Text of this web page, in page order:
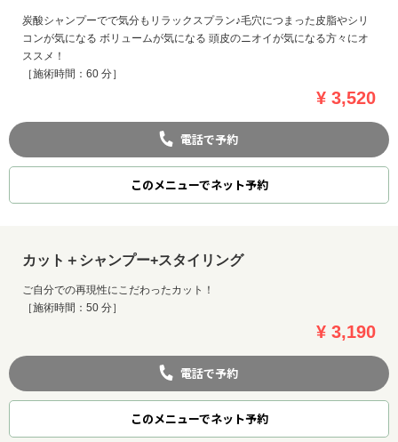
炭酸シャンプーでで気分もリラックスプラン♪毛穴につまった皮脂やシリ
コンが気になる ボリュームが気になる 頭皮のニオイが気になる方々にオ
ススメ！
［施術時間：60 分］
¥ 3,520
電話で予約
このメニューでネット予約
カット＋シャンプー+スタイリング
ご自分での再現性にこだわったカット！
［施術時間：50 分］
¥ 3,190
電話で予約
このメニューでネット予約